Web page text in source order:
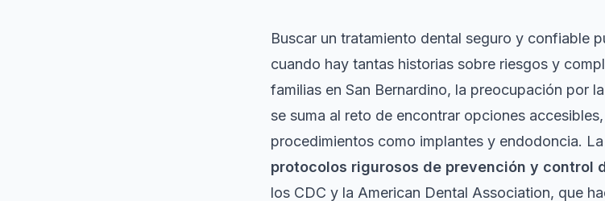
Buscar un tratamiento dental seguro y confiable
cuando hay tantas historias sobre riesgos y
familias en San Bernardino, la preocupación por
se suma al reto de encontrar opciones
procedimientos como implantes y endodoncia.
protocolos rigurosos de prevención y control
los CDC y la American Dental Association, que